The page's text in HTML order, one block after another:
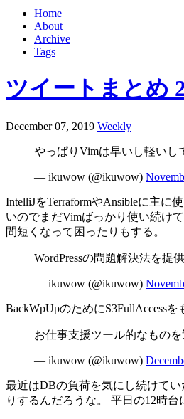
Home
About
Archive
Tags
ツイートまとめ
December 07, 2019 Weekly
やっぱりVimは早いし軽いし
— ikuwow (@ikuwow)
IntelliJをTerraformやAnsibleに主
いのでまだVimばっかり使い続け
間短くなって困ったりもする。
WordPressの問題解決法を提
— ikuwow (@ikuwow)
BackWpUpのためにS3FullAccess
お仕事支援ツール的なもの
— ikuwow (@ikuwow)
最近はDBの負荷を気にし続けて
りするんだろうな。 平日の12時